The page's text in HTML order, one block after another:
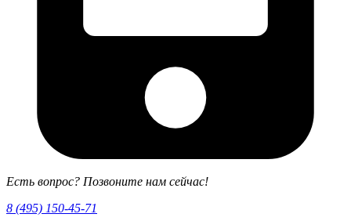
Есть вопрос? Позвоните нам сейчас!
8 (495) 150-45-71